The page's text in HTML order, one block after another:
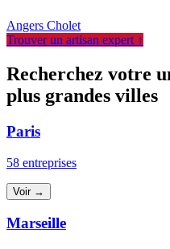
Angers Cholet
Trouver un artisan expert ↑
Recherchez votre
plus grandes villes
Paris
58 entreprises
Voir →
Marseille